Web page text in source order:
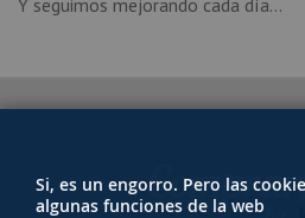
Y seguimos mejorando cada día...
Si, es un engorro. Pero las
algunas funciones de la web